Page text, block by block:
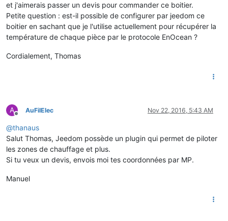
et j'aimerais passer un devis pour commander ce boitier.
Petite question : est-il possible de configurer par jeedom ce
boitier en sachant que je l'utilise actuellement pour récupérer la
température de chaque pièce par le protocole EnOcean ?
Cordialement, Thomas
A
Offline
AuFilElec Nov 22, 2016, 5:43 AM
@thanaus
Salut Thomas, Jeedom possède un plugin qui permet de piloter
les zones de chauffage et plus.
Si tu veux un devis, envois moi tes coordonnées par MP.
Manuel